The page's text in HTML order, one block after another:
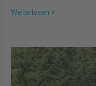
Weiterlesen »
Effektive
Aufbewahrungslösungen
für